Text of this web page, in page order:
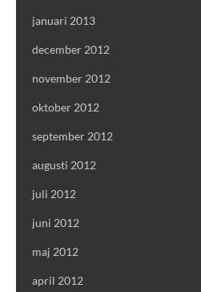
januari 2013
december 2012
november 2012
oktober 2012
september 2012
augusti 2012
juli 2012
juni 2012
maj 2012
april 2012